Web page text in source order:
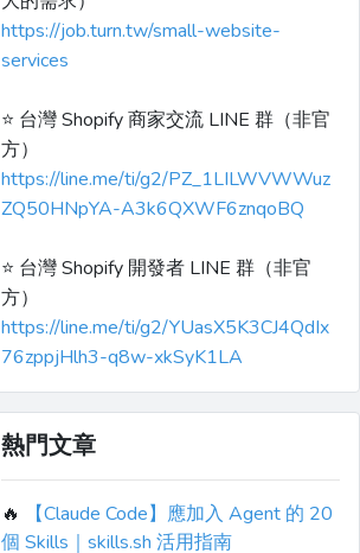
https://job.turn.tw/small-website-
services
⭐️ 台灣 Shopify 商家交流 LINE 群（非官
方）
https://line.me/ti/g2/PZ_1LILWVWWuz
ZQ50HNpYA-A3k6QXWF6znqoBQ
⭐️ 台灣 Shopify 開發者 LINE 群（非官
方）
https://line.me/ti/g2/YUasX5K3CJ4QdIx
76zppjHlh3-q8w-xkSyK1LA
熱門文章
🔥
【Claude Code】應加入 Agent 的 20
個 Skills｜skills.sh 活用指南